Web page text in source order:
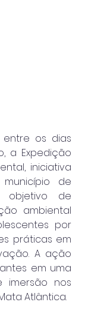
entre os dias
a Expedição
iniciativa
de
de
ambiental
por
práticas em
A ação
em uma
imersão nos
Atlântica.